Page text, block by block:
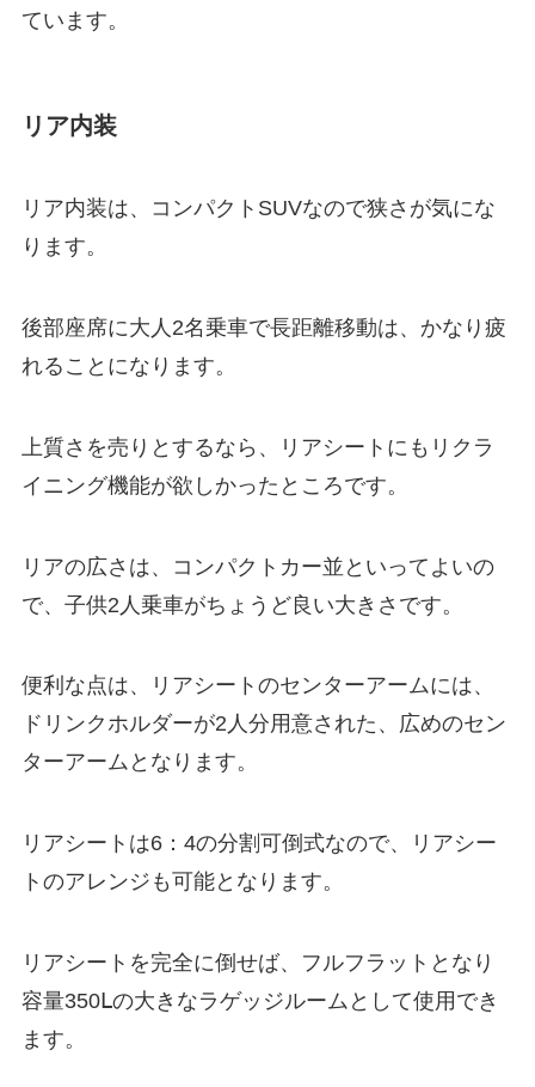
ています。
リア内装
リア内装は、コンパクトSUVなので狭さが気にな
ります。
後部座席に大人2名乗車で長距離移動は、かなり疲
れることになります。
上質さを売りとするなら、リアシートにもリクラ
イニング機能が欲しかったところです。
リアの広さは、コンパクトカー並といってよいの
で、子供2人乗車がちょうど良い大きさです。
便利な点は、リアシートのセンターアームには、
ドリンクホルダーが2人分用意された、広めのセン
ターアームとなります。
リアシートは6：4の分割可倒式なので、リアシー
トのアレンジも可能となります。
リアシートを完全に倒せば、フルフラットとなり
容量350Ⅼの大きなラゲッジルームとして使用でき
ます。